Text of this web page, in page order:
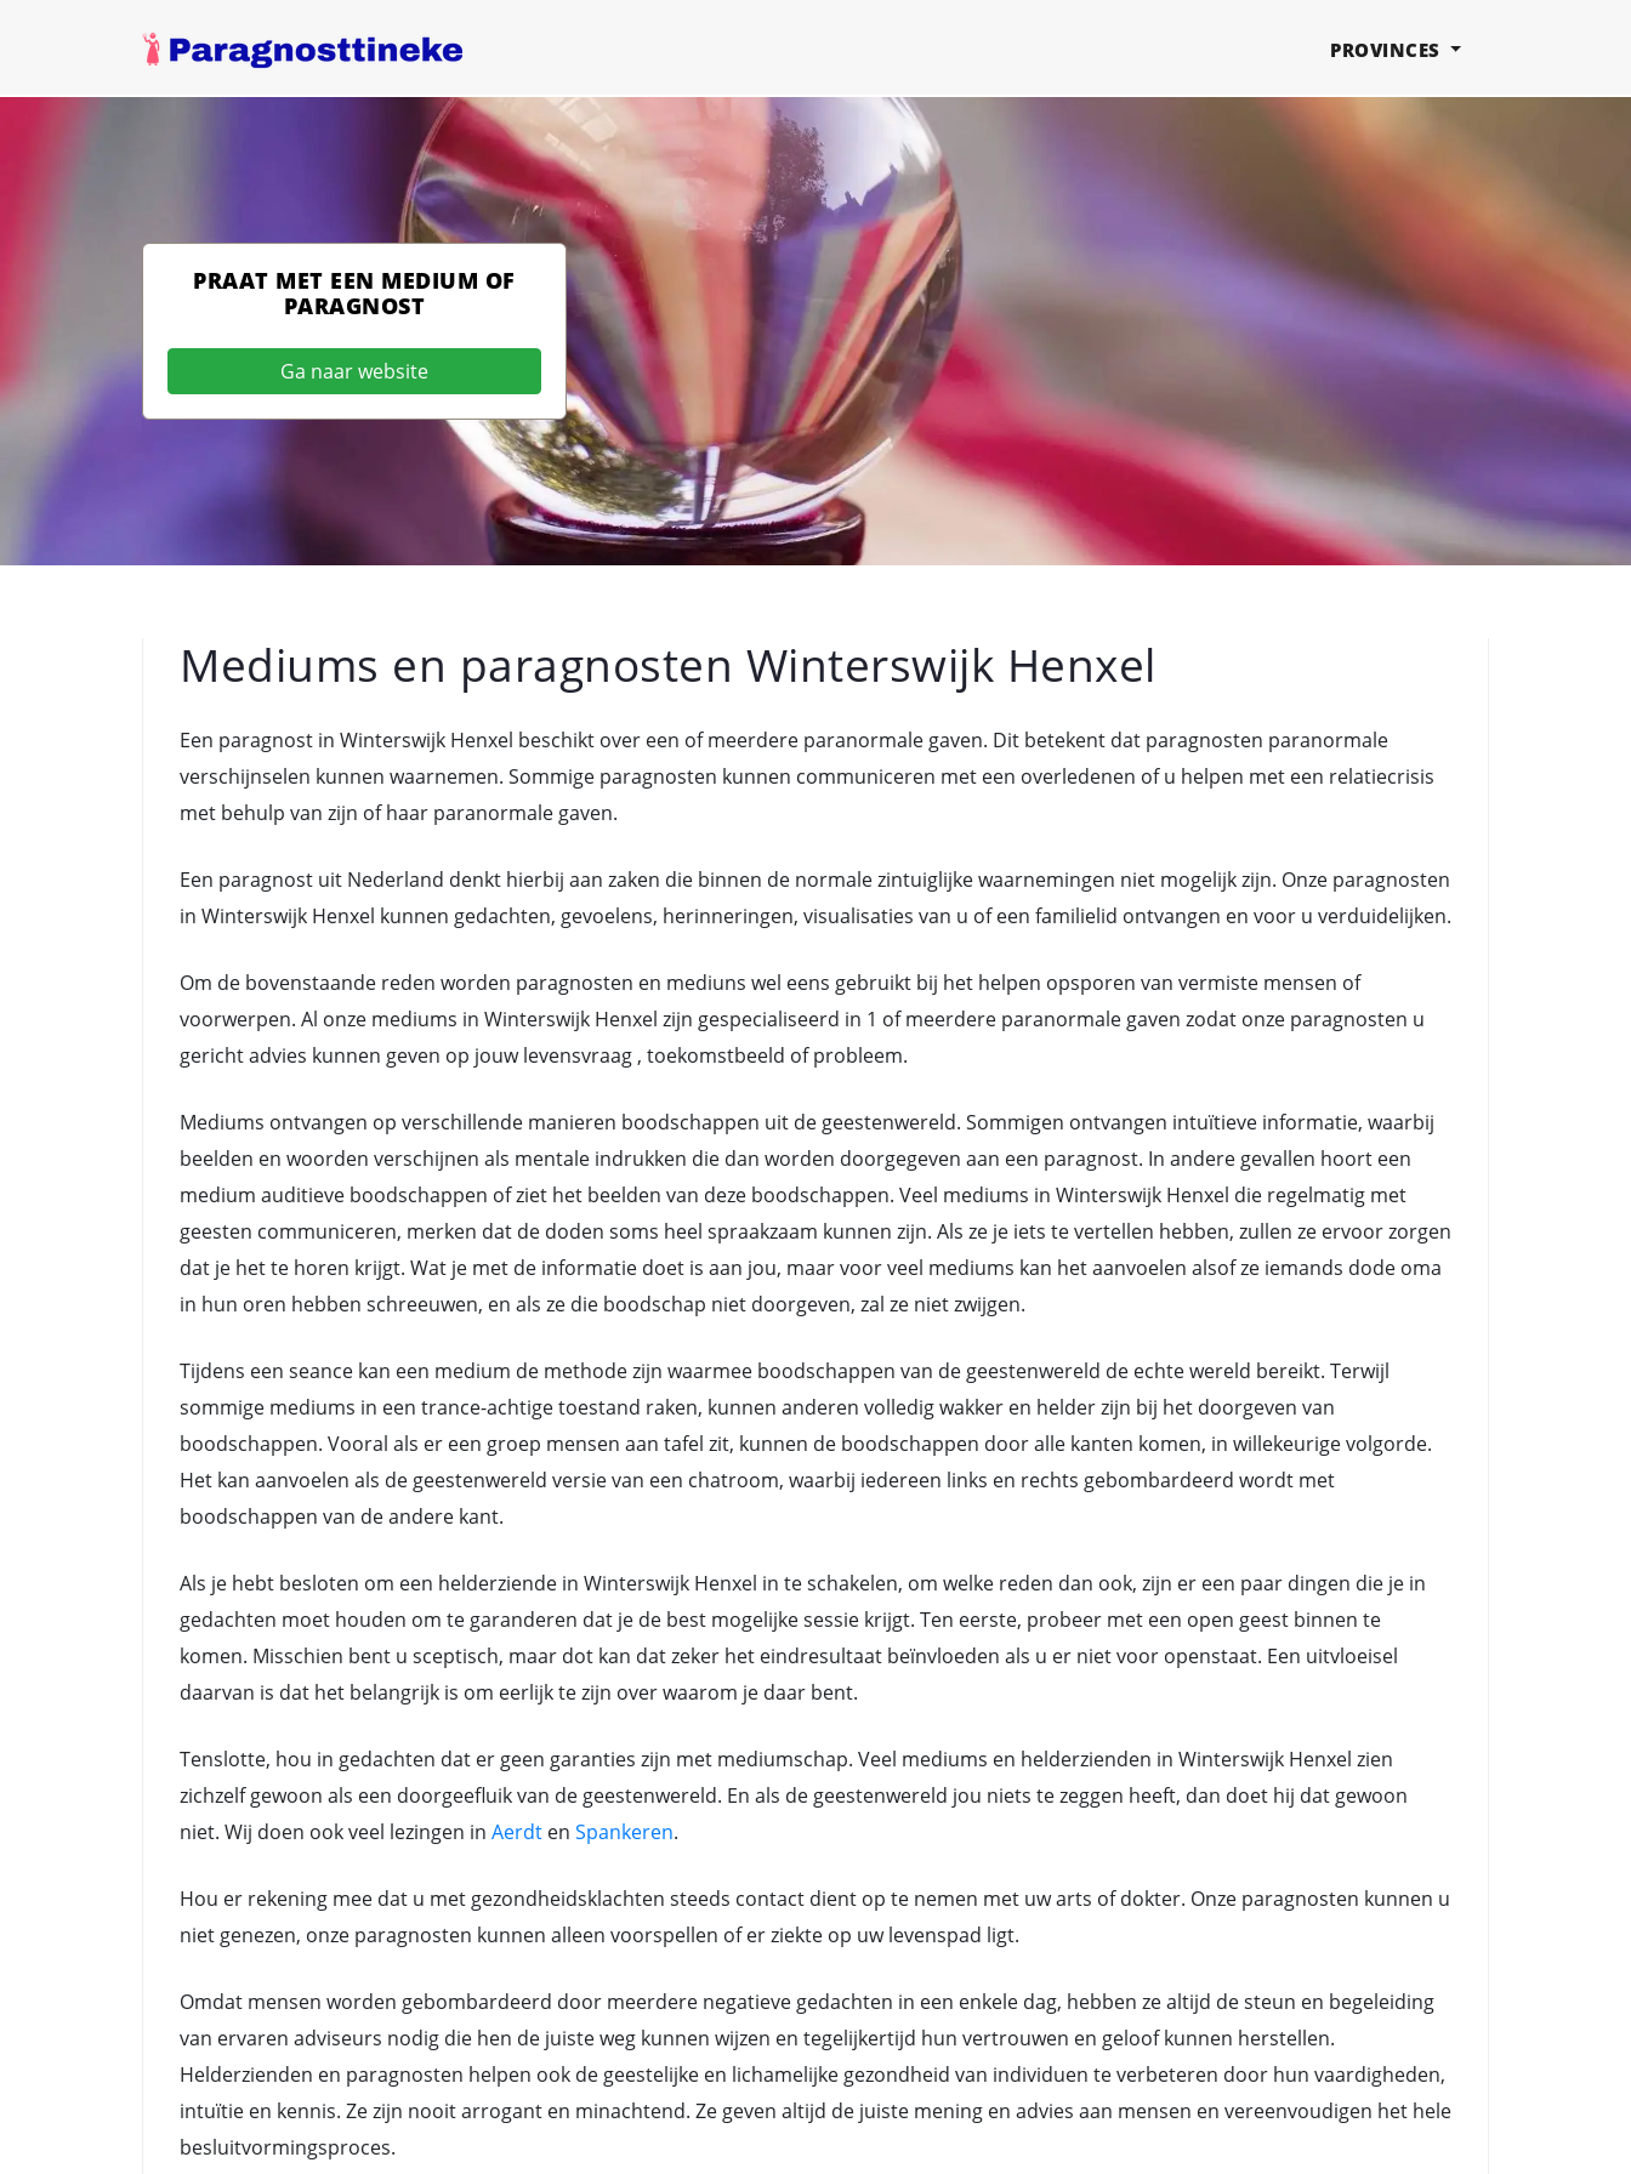
PROVINCES
PRAAT MET EEN MEDIUM OF
PARAGNOST
Ga naar website
Mediums en paragnosten Winterswijk Henxel
Een paragnost in Winterswijk Henxel beschikt over een of meerdere paranormale gaven. Dit betekent dat paragnosten paranormale
verschijnselen kunnen waarnemen. Sommige paragnosten kunnen communiceren met een overledenen of u helpen met een relatiecrisis
met behulp van zijn of haar paranormale gaven.
Een paragnost uit Nederland denkt hierbij aan zaken die binnen de normale zintuiglijke waarnemingen niet mogelijk zijn. Onze paragnosten
in Winterswijk Henxel kunnen gedachten, gevoelens, herinneringen, visualisaties van u of een familielid ontvangen en voor u verduidelijken.
Om de bovenstaande reden worden paragnosten en mediuns wel eens gebruikt bij het helpen opsporen van vermiste mensen of
voorwerpen. Al onze mediums in Winterswijk Henxel zijn gespecialiseerd in 1 of meerdere paranormale gaven zodat onze paragnosten u
gericht advies kunnen geven op jouw levensvraag , toekomstbeeld of probleem.
Mediums ontvangen op verschillende manieren boodschappen uit de geestenwereld. Sommigen ontvangen intuïtieve informatie, waarbij
beelden en woorden verschijnen als mentale indrukken die dan worden doorgegeven aan een paragnost. In andere gevallen hoort een
medium auditieve boodschappen of ziet het beelden van deze boodschappen. Veel mediums in Winterswijk Henxel die regelmatig met
geesten communiceren, merken dat de doden soms heel spraakzaam kunnen zijn. Als ze je iets te vertellen hebben, zullen ze ervoor zorgen
dat je het te horen krijgt. Wat je met de informatie doet is aan jou, maar voor veel mediums kan het aanvoelen alsof ze iemands dode oma
in hun oren hebben schreeuwen, en als ze die boodschap niet doorgeven, zal ze niet zwijgen.
Tijdens een seance kan een medium de methode zijn waarmee boodschappen van de geestenwereld de echte wereld bereikt. Terwijl
sommige mediums in een trance-achtige toestand raken, kunnen anderen volledig wakker en helder zijn bij het doorgeven van
boodschappen. Vooral als er een groep mensen aan tafel zit, kunnen de boodschappen door alle kanten komen, in willekeurige volgorde.
Het kan aanvoelen als de geestenwereld versie van een chatroom, waarbij iedereen links en rechts gebombardeerd wordt met
boodschappen van de andere kant.
Als je hebt besloten om een helderziende in Winterswijk Henxel in te schakelen, om welke reden dan ook, zijn er een paar dingen die je in
gedachten moet houden om te garanderen dat je de best mogelijke sessie krijgt. Ten eerste, probeer met een open geest binnen te
komen. Misschien bent u sceptisch, maar dot kan dat zeker het eindresultaat beïnvloeden als u er niet voor openstaat. Een uitvloeisel
daarvan is dat het belangrijk is om eerlijk te zijn over waarom je daar bent.
Tenslotte, hou in gedachten dat er geen garanties zijn met mediumschap. Veel mediums en helderzienden in Winterswijk Henxel zien
zichzelf gewoon als een doorgeefluik van de geestenwereld. En als de geestenwereld jou niets te zeggen heeft, dan doet hij dat gewoon
niet. Wij doen ook veel lezingen in Aerdt en Spankeren.
Hou er rekening mee dat u met gezondheidsklachten steeds contact dient op te nemen met uw arts of dokter. Onze paragnosten kunnen u
niet genezen, onze paragnosten kunnen alleen voorspellen of er ziekte op uw levenspad ligt.
Omdat mensen worden gebombardeerd door meerdere negatieve gedachten in een enkele dag, hebben ze altijd de steun en begeleiding
van ervaren adviseurs nodig die hen de juiste weg kunnen wijzen en tegelijkertijd hun vertrouwen en geloof kunnen herstellen.
Helderzienden en paragnosten helpen ook de geestelijke en lichamelijke gezondheid van individuen te verbeteren door hun vaardigheden,
intuïtie en kennis. Ze zijn nooit arrogant en minachtend. Ze geven altijd de juiste mening en advies aan mensen en vereenvoudigen het hele
besluitvormingsproces.